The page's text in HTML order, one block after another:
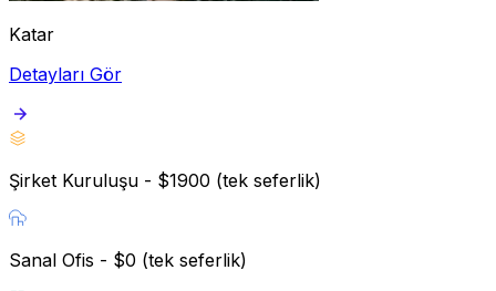
Katar
Detayları Gör
Şirket Kuruluşu - $1900 (tek seferlik)
Sanal Ofis - $0 (tek seferlik)